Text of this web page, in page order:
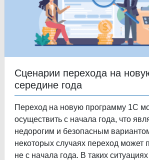
Сценарии перехода на
середине года
Переход на новую программу 1С
осуществить с начала года, что
недорогим и безопасным
некоторых случаях переход может
не с начала года. В таких